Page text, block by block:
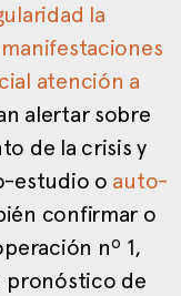
la
atención a
alertar sobre
de la crisis y
estudio o auto-
confirmar o
nº 1,
pronóstico de